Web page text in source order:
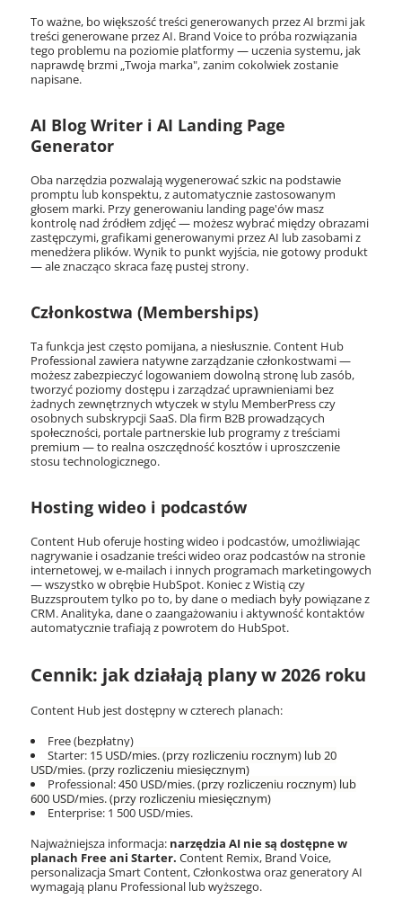
To ważne, bo większość treści generowanych przez AI brzmi jak
treści generowane przez AI. Brand Voice to próba rozwiązania
tego problemu na poziomie platformy — uczenia systemu, jak
naprawdę brzmi „Twoja marka", zanim cokolwiek zostanie
napisane.
AI Blog Writer i AI Landing Page
Generator
Oba narzędzia pozwalają wygenerować szkic na podstawie
promptu lub konspektu, z automatycznie zastosowanym
głosem marki. Przy generowaniu landing page'ów masz
kontrolę nad źródłem zdjęć — możesz wybrać między obrazami
zastępczymi, grafikami generowanymi przez AI lub zasobami z
menedżera plików. Wynik to punkt wyjścia, nie gotowy produkt
— ale znacząco skraca fazę pustej strony.
Członkostwa (Memberships)
Ta funkcja jest często pomijana, a niesłusznie. Content Hub
Professional zawiera natywne zarządzanie członkostwami —
możesz zabezpieczyć logowaniem dowolną stronę lub zasób,
tworzyć poziomy dostępu i zarządzać uprawnieniami bez
żadnych zewnętrznych wtyczek w stylu MemberPress czy
osobnych subskrypcji SaaS. Dla firm B2B prowadzących
społeczności, portale partnerskie lub programy z treściami
premium — to realna oszczędność kosztów i uproszczenie
stosu technologicznego.
Hosting wideo i podcastów
Content Hub oferuje hosting wideo i podcastów, umożliwiając
nagrywanie i osadzanie treści wideo oraz podcastów na stronie
internetowej, w e-mailach i innych programach marketingowych
— wszystko w obrębie HubSpot. Koniec z Wistią czy
Buzzsproutem tylko po to, by dane o mediach były powiązane z
CRM. Analityka, dane o zaangażowaniu i aktywność kontaktów
automatycznie trafiają z powrotem do HubSpot.
Cennik: jak działają plany w 2026 roku
Content Hub jest dostępny w czterech planach:
Free (bezpłatny)
Starter: 15 USD/mies. (przy rozliczeniu rocznym) lub 20
USD/mies. (przy rozliczeniu miesięcznym)
Professional:450 USD/mies. (przy rozliczeniu rocznym) lub
600 USD/mies. (przy rozliczeniu miesięcznym)
Enterprise: 1 500 USD/mies.
Najważniejsza informacja: narzędzia AI nie są dostępne w
planach Free ani Starter. Content Remix, Brand Voice,
personalizacja Smart Content, Członkostwa oraz generatory AI
wymagają planu Professional lub wyższego.